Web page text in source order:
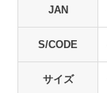
JAN
S/CODE
サイズ